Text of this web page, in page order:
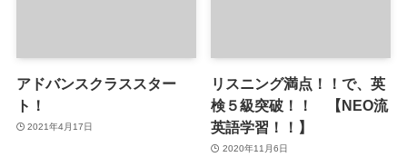
アドバンスクラススター
ト！
2021年4月17日
リスニング満点！！で、英
検５級突破！！ 【NEO流
英語学習！！】
2020年11月6日